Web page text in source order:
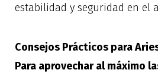
estabilidad y seguridad en el
Consejos Prácticos para
Para aprovechar al máximo